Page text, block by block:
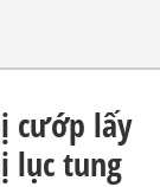
cướp lấy
lục tung